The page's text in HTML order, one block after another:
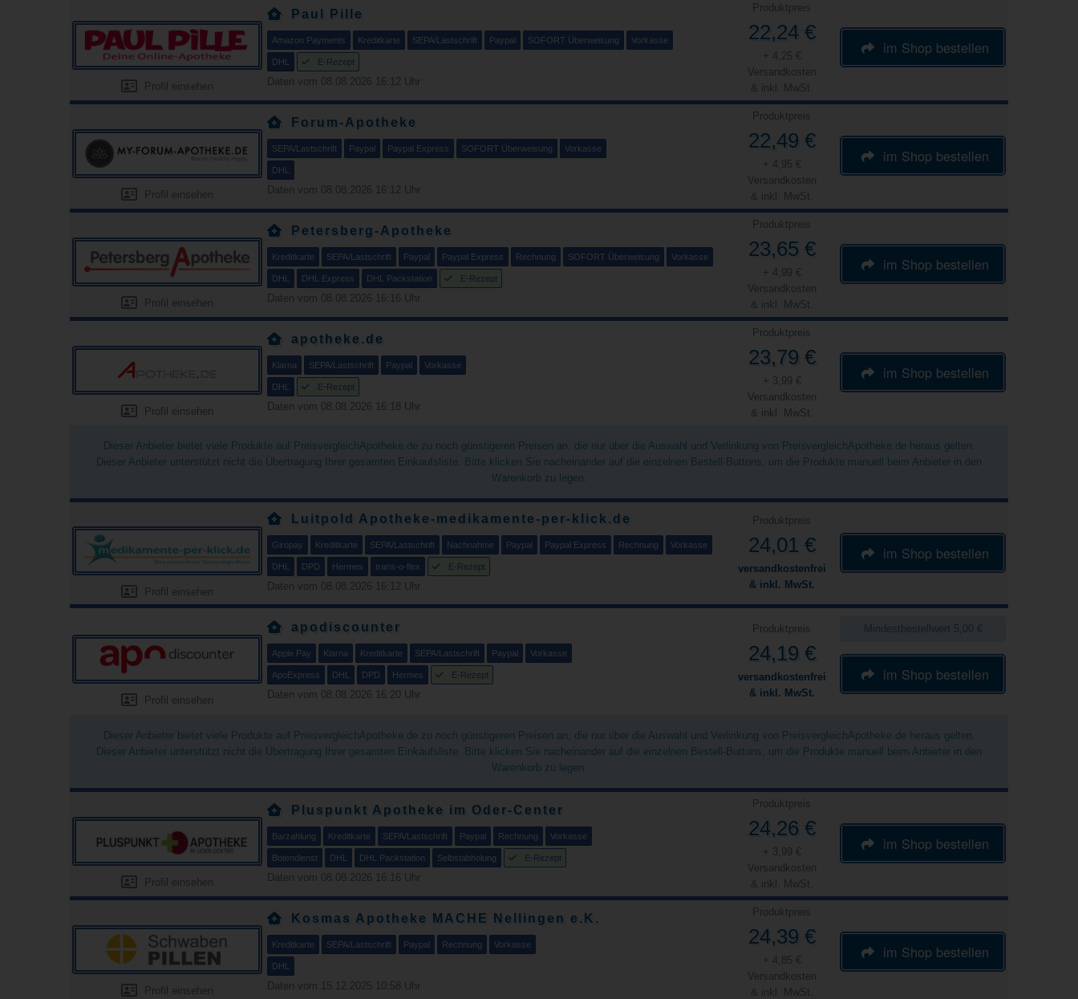
Profil einsehen
Paul Pille
Amazon Payments Kreditkarte SEPA/Lastschrift Paypal SOFORT Überweisung Vorkasse
DHL E-Rezept
Daten vom 08.08.2026 16:12 Uhr
Produktpreis
22,24 €
+ 4,25 €
Versandkosten
& inkl. MwSt.
im Shop bestellen
Profil einsehen
Forum-Apotheke
SEPA/Lastschrift Paypal Paypal Express SOFORT Überweisung Vorkasse
DHL
Daten vom 08.08.2026 16:12 Uhr
Produktpreis
22,49 €
+ 4,95 €
Versandkosten
& inkl. MwSt.
im Shop bestellen
Profil einsehen
Petersberg-Apotheke
Kreditkarte SEPA/Lastschrift Paypal Paypal Express Rechnung SOFORT Überweisung Vorkasse
DHL DHL Express DHL Packstation E-Rezept
Daten vom 08.08.2026 16:16 Uhr
Produktpreis
23,65 €
+ 4,99 €
Versandkosten
& inkl. MwSt.
im Shop bestellen
Profil einsehen
apotheke.de
Klarna SEPA/Lastschrift Paypal Vorkasse
DHL E-Rezept
Daten vom 08.08.2026 16:18 Uhr
Produktpreis
23,79 €
+ 3,99 €
Versandkosten
& inkl. MwSt.
im Shop bestellen
Dieser Anbieter bietet viele Produkte auf PreisvergleichApotheke.de zu noch günstigeren Preisen an, die nur über die Auswahl und Verlinkung von PreisvergleichApotheke.de heraus gelten.
Dieser Anbieter unterstützt nicht die Übertragung Ihrer gesamten Einkaufsliste. Bitte klicken Sie nacheinander auf die einzelnen Bestell-Buttons, um die Produkte manuell beim Anbieter in den
Warenkorb zu legen.
Profil einsehen
Luitpold Apotheke-medikamente-per-klick.de
Giropay Kreditkarte SEPA/Lastschrift Nachnahme Paypal Paypal Express Rechnung Vorkasse
DHL DPD Hermes trans-o-flex E-Rezept
Daten vom 08.08.2026 16:12 Uhr
Produktpreis
24,01 €
versandkostenfrei
& inkl. MwSt.
im Shop bestellen
Profil einsehen
apodiscounter
Apple Pay Klarna Kreditkarte SEPA/Lastschrift Paypal Vorkasse
ApoExpress DHL DPD Hermes E-Rezept
Daten vom 08.08.2026 16:20 Uhr
Produktpreis
24,19 €
versandkostenfrei
& inkl. MwSt.
Mindestbestellwert 5,00 €
im Shop bestellen
Dieser Anbieter bietet viele Produkte auf PreisvergleichApotheke.de zu noch günstigeren Preisen an, die nur über die Auswahl und Verlinkung von PreisvergleichApotheke.de heraus gelten.
Dieser Anbieter unterstützt nicht die Übertragung Ihrer gesamten Einkaufsliste. Bitte klicken Sie nacheinander auf die einzelnen Bestell-Buttons, um die Produkte manuell beim Anbieter in den
Warenkorb zu legen.
Profil einsehen
Pluspunkt Apotheke im Oder-Center
Barzahlung Kreditkarte SEPA/Lastschrift Paypal Rechnung Vorkasse
Botendienst DHL DHL Packstation Selbstabholung E-Rezept
Daten vom 08.08.2026 16:16 Uhr
Produktpreis
24,26 €
+ 3,99 €
Versandkosten
& inkl. MwSt.
im Shop bestellen
Profil einsehen
Kosmas Apotheke MACHE Nellingen e.K.
Kreditkarte SEPA/Lastschrift Paypal Rechnung Vorkasse
DHL
Daten vom 15.12.2025 10:58 Uhr
Produktpreis
24,39 €
+ 4,85 €
Versandkosten
& inkl. MwSt.
im Shop bestellen